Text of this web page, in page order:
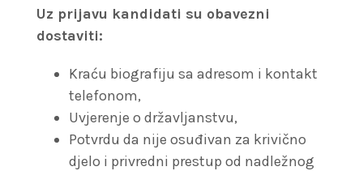
Uz prijavu kandidati su obavezni
dostaviti:
Kraću biografiju sa adresom i kontakt
telefonom,
Uvjerenje o državljanstvu,
Potvrdu da nije osuđivan za krivično
djelo i privredni prestup od nadležnog